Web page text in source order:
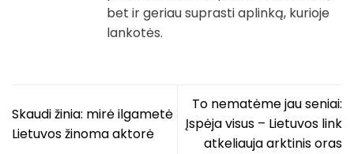
bet ir geriau suprasti aplinką, kurioje
lankotės.
Skaudi žinia: mirė ilgametė
Lietuvos žinoma aktorė
To nematėme jau seniai:
Įspėja visus – Lietuvos link
atkeliauja arktinis oras